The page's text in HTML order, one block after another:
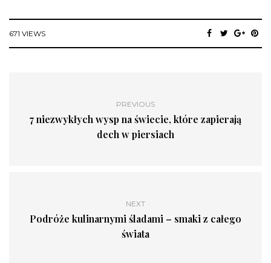
671 VIEWS
PREVIOUS
7 niezwykłych wysp na świecie, które zapierają
dech w piersiach
NEXT
Podróże kulinarnymi śladami – smaki z całego
świata